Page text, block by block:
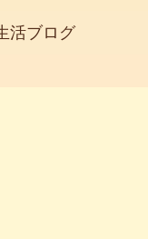
活ブログ